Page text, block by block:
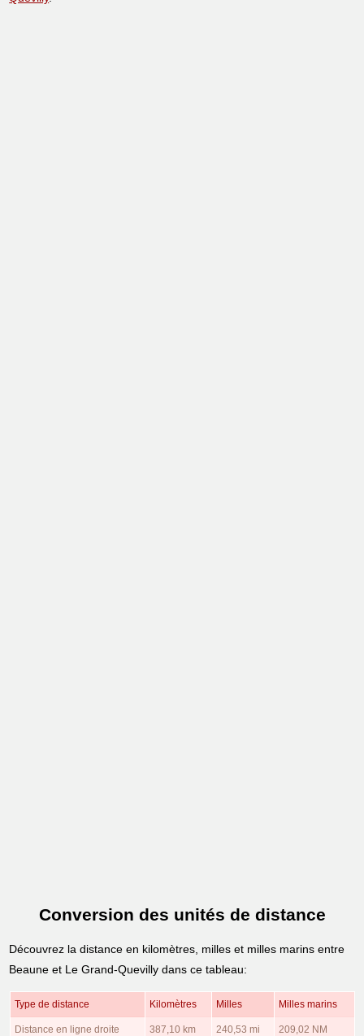
Conversion des unités de distance
Découvrez la distance en kilomètres, milles et milles marins entre
Beaune et Le Grand-Quevilly dans ce tableau:
Type de distance Kilomètres Milles Milles marins
Distance en ligne droite 387,10 km 240,53 mi 209,02 NM